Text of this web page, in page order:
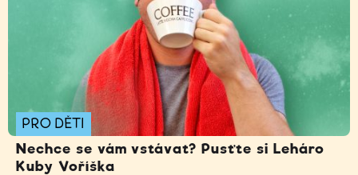
PRO DĚTI
Nechce se vám vstávat? Pusťte si Leháro
Kuby Voříška